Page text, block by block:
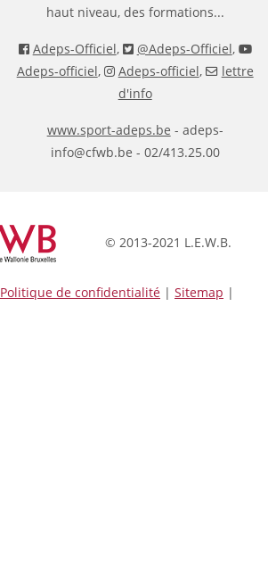
haut niveau, des formations...
Adeps-Officiel, @Adeps-Officiel,
Adeps-officiel, Adeps-officiel,
lettre
d'info
www.sport-adeps.be - adeps-
info@cfwb.be - 02/413.25.00
© 2013-2021 L.E.W.B.
Politique de confidentialité | Sitemap |